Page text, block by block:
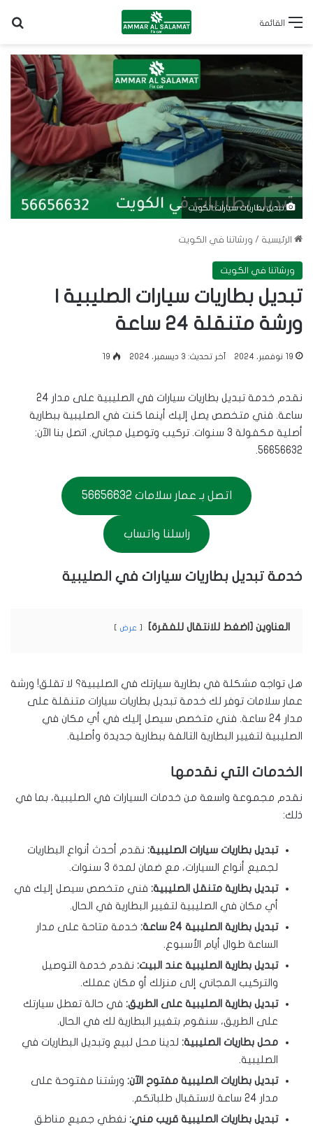
القائمة
تبديل بطاريات سيارات الكويت
الرئيسية / ورشاتنا في الكويت
ورشاتنا في الكويت
تبديل بطاريات سيارات الصليبية |
ورشة متنقلة 24 ساعة
19 نوفمبر، 2024 آخر تحديث: 3 ديسمبر، 2024 19
نقدم خدمة تبديل بطاريات سيارات في الصليبية على مدار 24
ساعة. فني متخصص يصل إليك أينما كنت في الصليبية ببطارية
أصلية مكفولة 3 سنوات. تركيب وتوصيل مجاني. اتصل بنا الآن:
56656632.
اتصل بـ عمار سلامات 56656632
راسلنا واتساب
خدمة تبديل بطاريات سيارات في الصليبية
العناوين [اضغط للانتقال للفقرة] عرض
هل تواجه مشكلة في بطارية سيارتك في الصليبية؟ لا تقلق! ورشة
عمار سلامات توفر لك خدمة تبديل بطاريات سيارات متنقلة على
مدار 24 ساعة. فني متخصص سيصل إليك في أي مكان في
الصليبية لتغيير البطارية التالفة ببطارية جديدة وأصلية.
الخدمات التي نقدمها
نقدم مجموعة واسعة من خدمات السيارات في الصليبية، بما في
ذلك:
تبديل بطاريات سيارات الصليبية: نقدم أحدث أنواع البطاريات
لجميع أنواع السيارات، مع ضمان لمدة 3 سنوات.
تبديل بطارية متنقل الصليبية: فني متخصص سيصل إليك في
أي مكان في الصليبية لتغيير البطارية في الحال.
تبديل بطارية الصليبية 24 ساعة:
خدمة متاحة على مدار
الساعة طوال أيام الأسبوع.
تبديل بطارية الصليبية عند البيت: نقدم خدمة التوصيل
والتركيب المجاني إلى منزلك أو مكان عملك.
تبديل بطارية الصليبية على الطريق: في حالة تعطل سيارتك
على الطريق، سنقوم بتغيير البطارية لك في الحال.
محل بطاريات الصليبية: لدينا محل لبيع وتبديل البطاريات في
الصليبية.
تبديل بطاريات الصليبية مفتوح الآن: ورشتنا مفتوحة على
مدار 24 ساعة لاستقبال طلباتكم.
تبديل بطاريات الصليبية قريب مني: نغطي جميع مناطق